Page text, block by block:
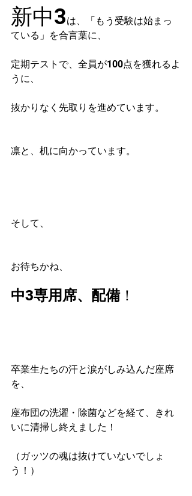
新中3は、「もう受験は始まっ
ている」を合言葉に、
定期テストで、全員が100点を獲れるよ
うに、
抜かりなく先取りを進めています。
凛と、机に向かっています。
そして、
お待ちかね、
中3専用席、配備！
卒業生たちの汗と涙がしみ込んだ座席
を、
座布団の洗濯・除菌などを経て、きれ
いに清掃し終えました！
（ガッツの魂は抜けていないでしょ
う！）